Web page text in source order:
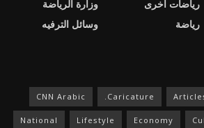
رياضات أخرى
رياضة
وزارة الرياضة
وسائل الترفيه
Caricature.
CNN Arabic
Economy
Lifestyle
National